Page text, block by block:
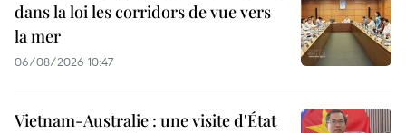
dans la loi les corridors de vue vers
la mer
06/08/2026 10:47
Vietnam-Australie : une visite d'État